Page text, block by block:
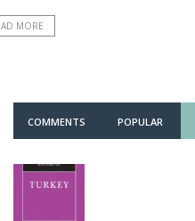
MORE
POPULAR
COMMENTS